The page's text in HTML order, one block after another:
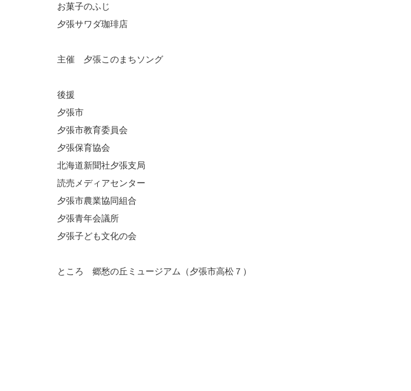
お菓子のふじ
夕張サワダ珈琲店
主催 夕張このまちソング
後援
夕張市
夕張市教育委員会
夕張保育協会
北海道新聞社夕張支局
読売メディアセンター
夕張市農業協同組合
夕張青年会議所
夕張子ども文化の会
ところ 郷愁の丘ミュージアム（夕張市高松７）